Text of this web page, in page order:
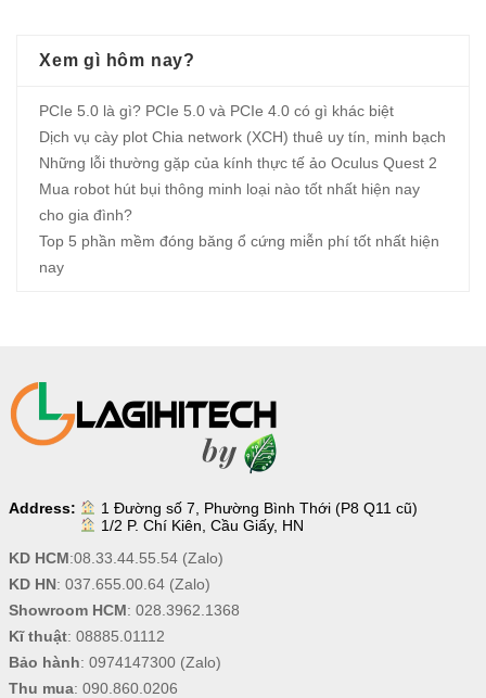
Xem gì hôm nay?
PCIe 5.0 là gì? PCIe 5.0 và PCIe 4.0 có gì khác biệt
Dịch vụ cày plot Chia network (XCH) thuê uy tín, minh bạch
Những lỗi thường gặp của kính thực tế ảo Oculus Quest 2
Mua robot hút bụi thông minh loại nào tốt nhất hiện nay
cho gia đình?
Top 5 phần mềm đóng băng ổ cứng miễn phí tốt nhất hiện
nay
Address:
1 Đường số 7, Phường Bình Thới (P8 Q11 cũ)
1/2 P. Chí Kiên, Cầu Giấy, HN
KD HCM:08.33.44.55.54(Zalo)
KD HN: 037.655.00.64(Zalo)
Showroom HCM: 028.3962.1368
Kĩ thuật: 08885.01112
Bảo hành: 0974147300(Zalo)
Thu mua: 090.860.0206